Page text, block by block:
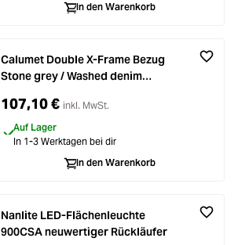
In den Warenkorb
Calumet Double X-Frame Bezug
Stone grey / Washed denim
107,10 € inkl. MwSt.
Auf Lager
In 1-3 Werktagen bei dir
In den Warenkorb
Nanlite LED-Flächenleuchte
900CSA neuwertiger Rückläufer